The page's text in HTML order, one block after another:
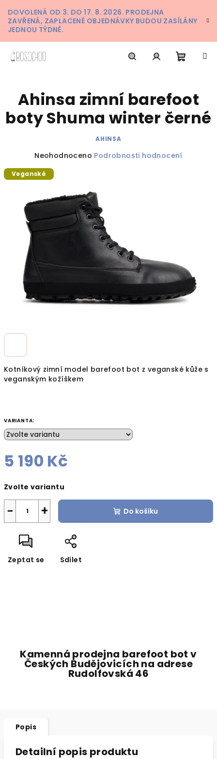
na
obsah
DOVOLENÁ OD 3. DO 17. 8. 2026. PRODEJNA
ZAVŘENÁ, ZAPLACENÉ OBJEDNÁVKY BUDOU ZASÍLÁNY
JEDNOU TÝDNĚ.
košík
Kotníkový zimní model barefoot bot z veganské kůže s
veganským kožíškem
VARIANTA:
5 190 Kč
cena:
Zvolte variantu
+
− Do košíku
Zeptat se Sdílet
Ahinsa zimní barefoot
boty Shuma winter černé
AHINSA
Průměrné
produktu
z
hvězdiček.
Neohodnoceno Podrobnosti hodnocení
Veganské
Kamenná prodejna barefoot bot v
Českých Budějovicích na adrese
Rudolfovská 46
Popis
Detailní popis produktu